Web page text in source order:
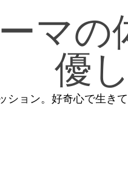
マ
優
ョン。好奇心で生き